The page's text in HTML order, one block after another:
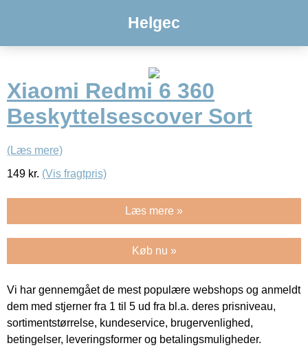
Helgec
Xiaomi Redmi 6 360
Beskyttelsescover Sort
(Læs mere)
149 kr. (Vis fragtpris)
Læs mere »
Køb nu »
Vi har gennemgået de mest populære webshops og anmeldt
dem med stjerner fra 1 til 5 ud fra bl.a. deres prisniveau,
sortimentstørrelse, kundeservice, brugervenlighed,
betingelser, leveringsformer og betalingsmuligheder.